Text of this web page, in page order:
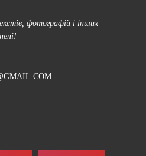
фотографій і інших